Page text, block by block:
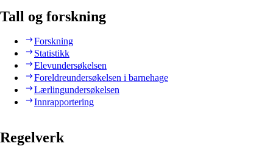
Tall og forskning
Forskning
Statistikk
Elevundersøkelsen
Foreldreundersøkelsen i barnehage
Lærlingundersøkelsen
Innrapportering
Regelverk